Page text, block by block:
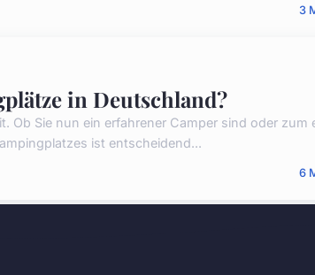
3
in Deutschland?
Ob Sie nun ein erfahrener Camper sind oder zum
ist entscheidend...
6